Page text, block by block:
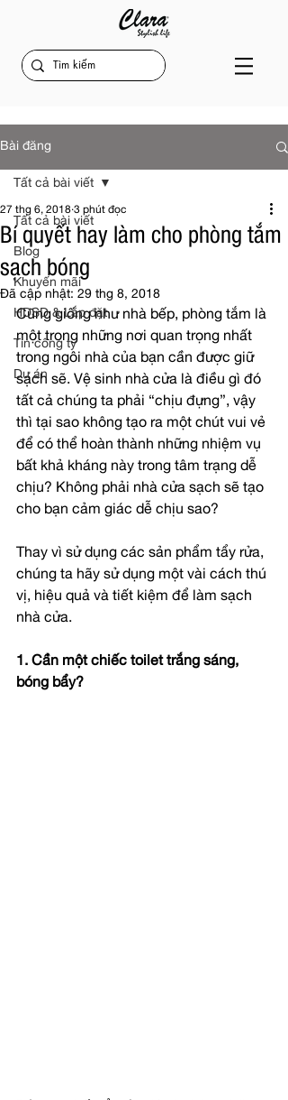
Bài đăng
Tất cả bài viết
Blog
Khuyến mãi
HDSD & Lắp đặt
Tin công ty
Dự án
Tất cả bài viết
Bí quyết hay làm cho phòng tắm
sạch bóng
27 thg 6, 2018 3 phút đọc
Đã cập nhật: 29 thg 8, 2018
Cũng giống như nhà bếp, phòng tắm là
một trong những nơi quan trọng nhất
trong ngôi nhà của bạn cần được giữ
sạch sẽ. Vệ sinh nhà cửa là điều gì đó
tất cả chúng ta phải “chịu đựng”, vậy
thì tại sao không tạo ra một chút vui vẻ
để có thể hoàn thành những nhiệm vụ
bất khả kháng này trong tâm trạng dễ
chịu? Không phải nhà cửa sạch sẽ tạo
cho bạn cảm giác dễ chịu sao?
Thay vì sử dụng các sản phẩm tẩy rửa,
chúng ta hãy sử dụng một vài cách thú
vị, hiệu quả và tiết kiệm để làm sạch
nhà cửa.
1. Cần một chiếc toilet trắng sáng,
bóng bẩy?